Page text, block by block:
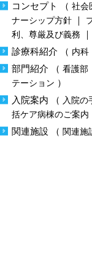
コンセプト （ 社会
ナーシップ方針
利、尊厳及び義務
診療科紹介 （ 内科
部門紹介 （ 看護部
テーション ）
入院案内 （ 入院の
括ケア病棟のご案内
関連施設 （ 関連施